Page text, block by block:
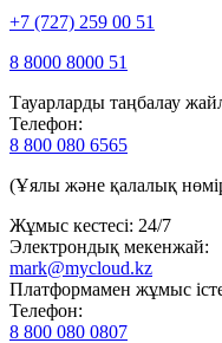
+7 (727) 259 00 51
8 8000 8000 51
Тауарларды таңбалау
Телефон:
8 800 080 6565
(Ұялы және қалалық
Жұмыс кестесі: 24/7
Электрондық мекенжай:
mark@mycloud.kz
Платформамен жұмыс
Телефон:
8 800 080 0807